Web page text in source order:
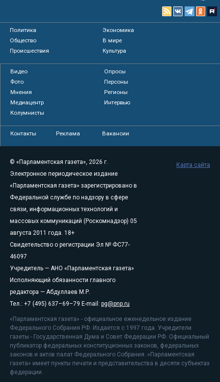
Политика
Экономика
Общество
В мире
Происшествия
Культура
Видео
Опросы
Фото
Персоны
Мнения
Регионы
Медиацентр
Интервью
Колумнисты
Контакты Реклама Вакансии
© «Парламентская газета», 2026 г.
Электронное периодическое издание
«Парламентская газета» зарегистрировано в
Федеральной службе по надзору в сфере
связи, информационных технологий и
массовых коммуникаций (Роскомнадзор) 05
августа 2011 года. 18+
Свидетельство о регистрации Эл № ФС77-
46097
Учредитель — АНО «Парламентская газета»
Исполняющий обязанности главного
редактора — Абдуллаев М.Р.
Тел.: +7 (495) 637–69–79 E-mail: pg@pnp.ru
«Парламентская газета» - официальное еженедельное издание
Федерального Собрания РФ. Издается с 1997 года. Учредители
газеты - Государственная Дума и Совет Федерации РФ. Официальный
публикатор федеральных конституционных законов, федеральных
законов и актов палат Федерального Собрания. «Парламентская
газета» имеет пункты печати и представительства в десяти субъектах
федерации.
Карта сайта